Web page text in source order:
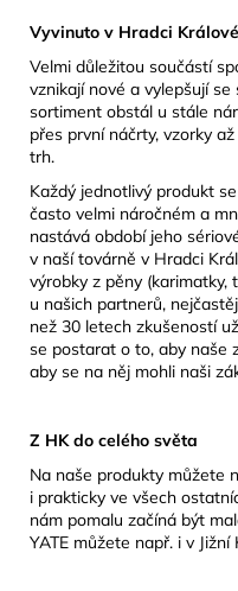
Vyvinuto v Hradci Králové
Velmi důležitou součástí
vznikají nové a vylepšují
sortiment obstál u stále
přes první náčrty, vzorky
trh.
Každý jednotlivý produkt
často velmi náročném a
nastává období jeho
v naší továrně v Hradci
výrobky z pěny (karimatky,
u našich partnerů,
než 30 letech zkušeností
se postarat o to, aby naše
aby se na něj mohli naši
Z HK do celého světa
Na naše produkty můžete
i prakticky ve všech
nám pomalu začíná být
YATE můžete např. i v Jižní